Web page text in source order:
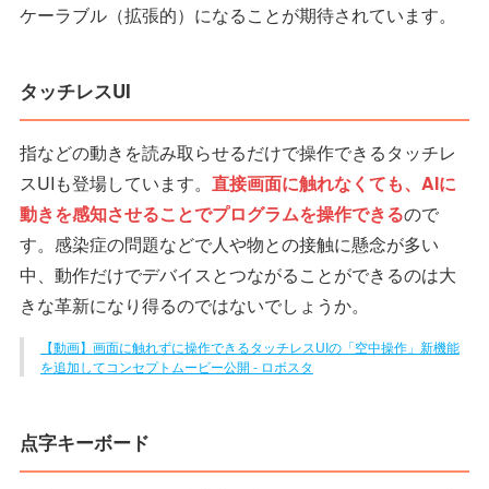
ケーラブル（拡張的）になることが期待されています。
タッチレスUI
指などの動きを読み取らせるだけで操作できるタッチレ
スUIも登場しています。 直接画面に触れなくても、AIに
動きを感知させることでプログラムを操作できるので
す。感染症の問題などで人や物との接触に懸念が多い
中、動作だけでデバイスとつながることができるのは大
きな革新になり得るのではないでしょうか。
【動画】画面に触れずに操作できるタッチレスUIの「空中操作」新機能
を追加してコンセプトムービー公開 - ロボスタ
点字キーボード